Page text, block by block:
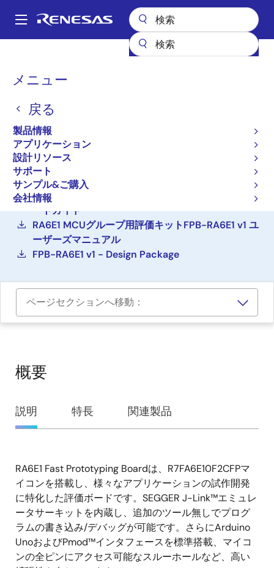
ン
Main
メニュー
戻る
製品情報
アプリケーション
設計リソース
サポート
サンプル&ご購入
会社情報
パ
く
ず
FPB-RA6E1
RA6E1 Fast Prototyping
Board
FPB-RA6E1
ご購入
FPB-RA6E1 Fast Prototyping Board クイックスタ
ートガイド
RA6E1 MCUグループ用評価キットFPB-RA6E1 v1 ユ
ーザーズマニュアル
FPB-RA6E1 v1 - Design Package
ページセクションへ移動：
概要
概
要
説明 特長 関連製品
説
明
RA6E1 Fast Prototyping Boardは、R7FA6E10F2CFPマ
イコンを搭載し、様々なアプリケーションの試作開発
に特化した評価ボードです。SEGGER J-Link™エミュレ
ータサーキットを内蔵し、追加のツール無しでプログ
ラムの書き込み/デバッグが可能です。さらにArduino
UnoおよびPmod™インタフェースを標準搭載、マイコ
ンの全ピンにアクセス可能なスルーホールなど、高い